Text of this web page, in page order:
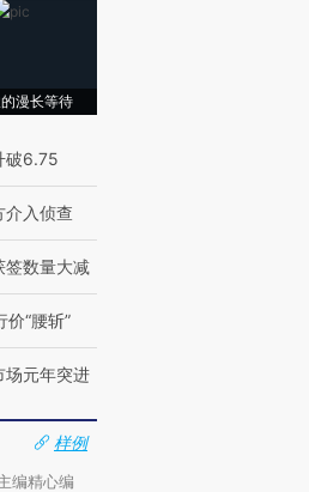
漫长等待
破6.75
介入侦查
签数量大减
“腰斩”
场元年突进
样例
编精心编